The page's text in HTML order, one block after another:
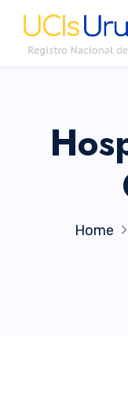
Home